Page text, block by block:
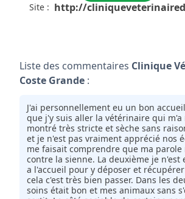
Site : http://
Liste des commentaires Clinique
Coste Grande :
J'ai personnellement eu un bon
que j'y suis aller la vétérinaire qui m'a
montré très stricte et sèche sans
et je n'est pas vraiment apprécié nos
me faisait comprendre que ma parole
contre la sienne. La deuxième je n'est
a l'accueil pour y déposer et
cela c'est très bien passer. Dans les
soins était bon et mes animaux sans